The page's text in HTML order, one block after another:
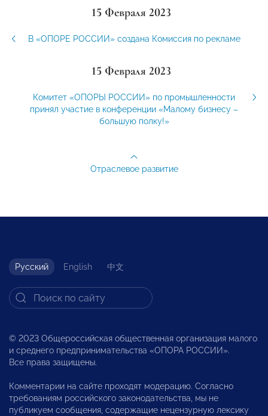
15 Февраля 2023
В «ОПОРЕ РОССИИ» создана Комиссия по рекламе
15 Февраля 2023
Комитет «ОПОРЫ РОССИИ» по промышленности
принял участие в конференции «Малому бизнесу –
большую полку!»
Отраслевое развитие
Русский English 中文
© 2023 Общероссийская общественная организация малого
и среднего предпринимательства «ОПОРА РОССИИ».
Все права защищены.
Комментарии на сайте проходят модерацию. Согласно
требованиям российского законодательства, мы не
публикуем сообщения, содержащие нецензурную лексику